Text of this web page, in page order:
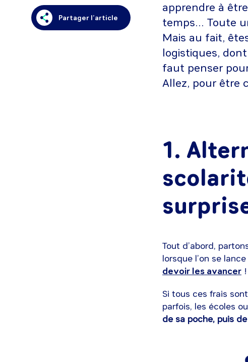
Partager l’article
apprendre à
temps… Toute
Mais au fait,
logistiques,
faut penser
Allez, pour être
1.
Tout d’abord,
lorsque l’on se
devoir les avancer !
Si tous ces frais
parfois, les écoles
de sa poche, puis